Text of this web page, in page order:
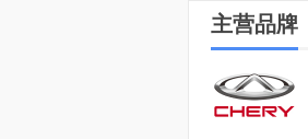
主营品牌